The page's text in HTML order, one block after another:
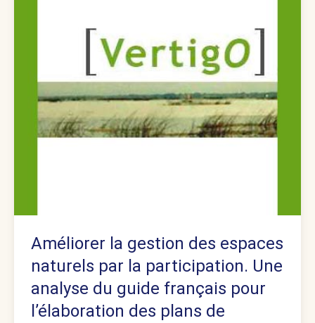
Améliorer la gestion des espaces
naturels par la participation. Une
analyse du guide français pour
l’élaboration des plans de